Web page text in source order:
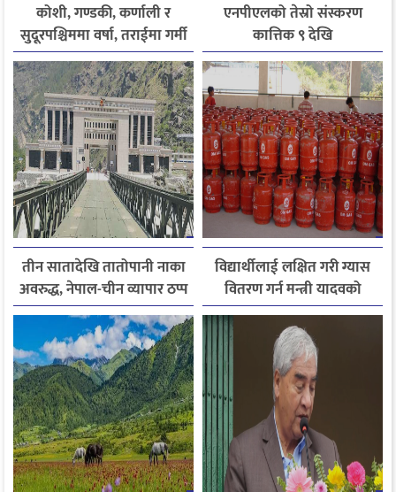
कोशी, गण्डकी, कर्णाली र
सुदूरपश्चिममा वर्षा, तराईमा गर्मी
बढ्ने अनुमान
एनपीएलको तेस्रो संस्करण
कात्तिक ९ देखि
तीन सातादेखि तातोपानी नाका
अवरुद्ध, नेपाल-चीन व्यापार ठप्प
विद्यार्थीलाई लक्षित गरी ग्यास
वितरण गर्न मन्त्री यादवको
निर्देशन